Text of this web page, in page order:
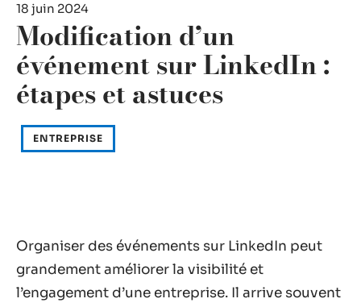
18 juin 2024
Modification d’un
événement sur LinkedIn :
étapes et astuces
ENTREPRISE
Organiser des événements sur LinkedIn peut
grandement améliorer la visibilité et
l’engagement d’une entreprise. Il arrive souvent